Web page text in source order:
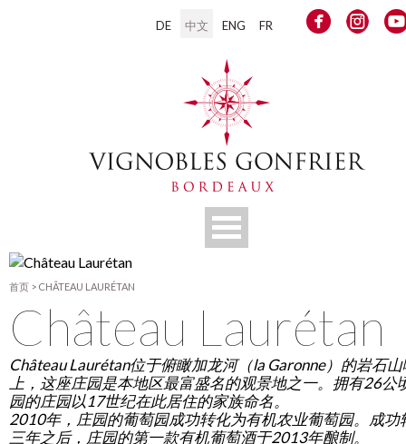
DE 中文 ENG FR
首页 > CHÂTEAU LAURÉTAN
Château Laurétan
Château Laurétan位于俯瞰加龙河（la Garonne）的岩石
上，这座庄园是本地区最富盛名的观景地之一。拥有26公
园的庄园以17世纪在此居住的家族命名。
2010年，庄园的葡萄园成功转化为有机农业葡萄园。成功
三年之后，庄园的第一款有机葡萄酒于2013年酿制。